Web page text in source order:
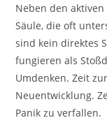
Neben den
Säule, die oft
sind kein direktes
fungieren als
Umdenken. Zeit
Neuentwicklung.
Panik zu verfallen.